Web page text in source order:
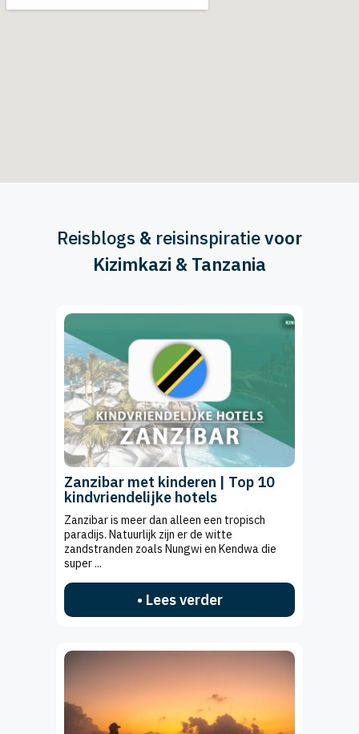
Reisblogs & reisinspiratievoor
Kizimkazi & Tanzania
Zanzibar met kinderen | Top 10
kindvriendelijke hotels
Zanzibar is meer dan alleen een tropisch
paradijs. Natuurlijk zijn er de witte
zandstranden zoals Nungwi en Kendwa die
super ...
• Lees verder